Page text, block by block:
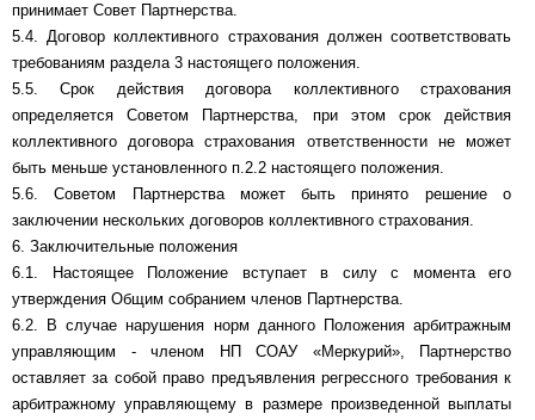
принимает Совет Партнерства.
5.4. Договор коллективного страхования должен соответствовать
требованиям раздела 3 настоящего положения.
5.5. Срок действия договора коллективного страхования
определяется Советом Партнерства, при этом срок действия
коллективного договора страхования ответственности не может
быть меньше установленного п.2.2 настоящего положения.
5.6. Советом Партнерства может быть принято решение о
заключении нескольких договоров коллективного страхования.
6. Заключительные положения
6.1. Настоящее Положение вступает в силу с момента его
утверждения Общим собранием членов Партнерства.
6.2. В случае нарушения норм данного Положения арбитражным
управляющим - членом НП СОАУ «Меркурий», Партнерство
оставляет за собой право предъявления регрессного требования к
арбитражному управляющему в размере произведенной выплаты